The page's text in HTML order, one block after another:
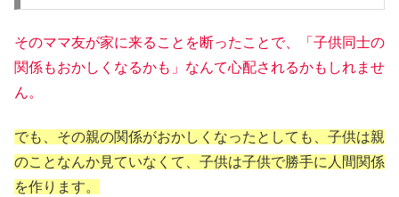
そのママ友が家に来ることを断ったことで、「子供同士の
関係もおかしくなるかも」なんて心配されるかもしれませ
ん。
でも、その親の関係がおかしくなったとしても、子供は親
のことなんか見ていなくて、子供は子供で勝手に人間関係
を作ります。